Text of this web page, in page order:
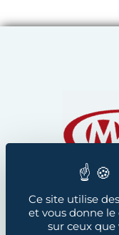
Ce site utilise
et vous donne le
sur ceux que